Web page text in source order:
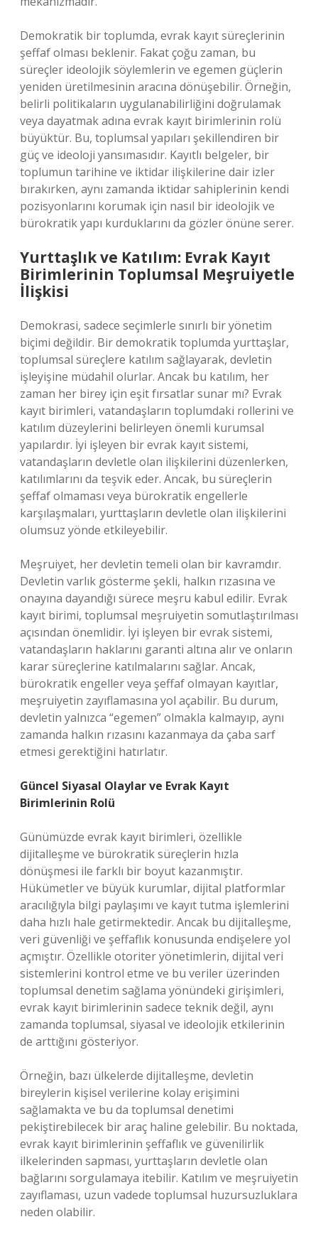
Demokratik bir toplumda, evrak kayıt süreçlerinin
şeffaf olması beklenir. Fakat çoğu zaman, bu
süreçler ideolojik söylemlerin ve egemen güçlerin
yeniden üretilmesinin aracına dönüşebilir. Örneğin,
belirli politikaların uygulanabilirliğini doğrulamak
veya dayatmak adına evrak kayıt birimlerinin rolü
büyüktür. Bu, toplumsal yapıları şekillendiren bir
güç ve ideoloji yansımasıdır. Kayıtlı belgeler, bir
toplumun tarihine ve iktidar ilişkilerine dair izler
bırakırken, aynı zamanda iktidar sahiplerinin kendi
pozisyonlarını korumak için nasıl bir ideolojik ve
bürokratik yapı kurduklarını da gözler önüne serer.
Yurttaşlık ve Katılım: Evrak Kayıt
Birimlerinin Toplumsal Meşruiyetle
İlişkisi
Demokrasi, sadece seçimlerle sınırlı bir yönetim
biçimi değildir. Bir demokratik toplumda yurttaşlar,
toplumsal süreçlere katılım sağlayarak, devletin
işleyişine müdahil olurlar. Ancak bu katılım, her
zaman her birey için eşit fırsatlar sunar mı? Evrak
kayıt birimleri, vatandaşların toplumdaki rollerini ve
katılım düzeylerini belirleyen önemli kurumsal
yapılardır. İyi işleyen bir evrak kayıt sistemi,
vatandaşların devletle olan ilişkilerini düzenlerken,
katılımlarını da teşvik eder. Ancak, bu süreçlerin
şeffaf olmaması veya bürokratik engellerle
karşılaşmaları, yurttaşların devletle olan ilişkilerini
olumsuz yönde etkileyebilir.
Meşruiyet, her devletin temeli olan bir kavramdır.
Devletin varlık gösterme şekli, halkın rızasına ve
onayına dayandığı sürece meşru kabul edilir. Evrak
kayıt birimi, toplumsal meşruiyetin somutlaştırılması
açısından önemlidir. İyi işleyen bir evrak sistemi,
vatandaşların haklarını garanti altına alır ve onların
karar süreçlerine katılmalarını sağlar. Ancak,
bürokratik engeller veya şeffaf olmayan kayıtlar,
meşruiyetin zayıflamasına yol açabilir. Bu durum,
devletin yalnızca “egemen” olmakla kalmayıp, aynı
zamanda halkın rızasını kazanmaya da çaba sarf
etmesi gerektiğini hatırlatır.
Güncel Siyasal Olaylar ve Evrak Kayıt
Birimlerinin Rolü
Günümüzde evrak kayıt birimleri, özellikle
dijitalleşme ve bürokratik süreçlerin hızla
dönüşmesi ile farklı bir boyut kazanmıştır.
Hükümetler ve büyük kurumlar, dijital platformlar
aracılığıyla bilgi paylaşımı ve kayıt tutma işlemlerini
daha hızlı hale getirmektedir. Ancak bu dijitalleşme,
veri güvenliği ve şeffaflık konusunda endişelere yol
açmıştır. Özellikle otoriter yönetimlerin, dijital veri
sistemlerini kontrol etme ve bu veriler üzerinden
toplumsal denetim sağlama yönündeki girişimleri,
evrak kayıt birimlerinin sadece teknik değil, aynı
zamanda toplumsal, siyasal ve ideolojik etkilerinin
de arttığını gösteriyor.
Örneğin, bazı ülkelerde dijitalleşme, devletin
bireylerin kişisel verilerine kolay erişimini
sağlamakta ve bu da toplumsal denetimi
pekiştirebilecek bir araç haline gelebilir. Bu noktada,
evrak kayıt birimlerinin şeffaflık ve güvenilirlik
ilkelerinden sapması, yurttaşların devletle olan
bağlarını sorgulamaya itebilir. Katılım ve meşruiyetin
zayıflaması, uzun vadede toplumsal huzursuzluklara
neden olabilir.